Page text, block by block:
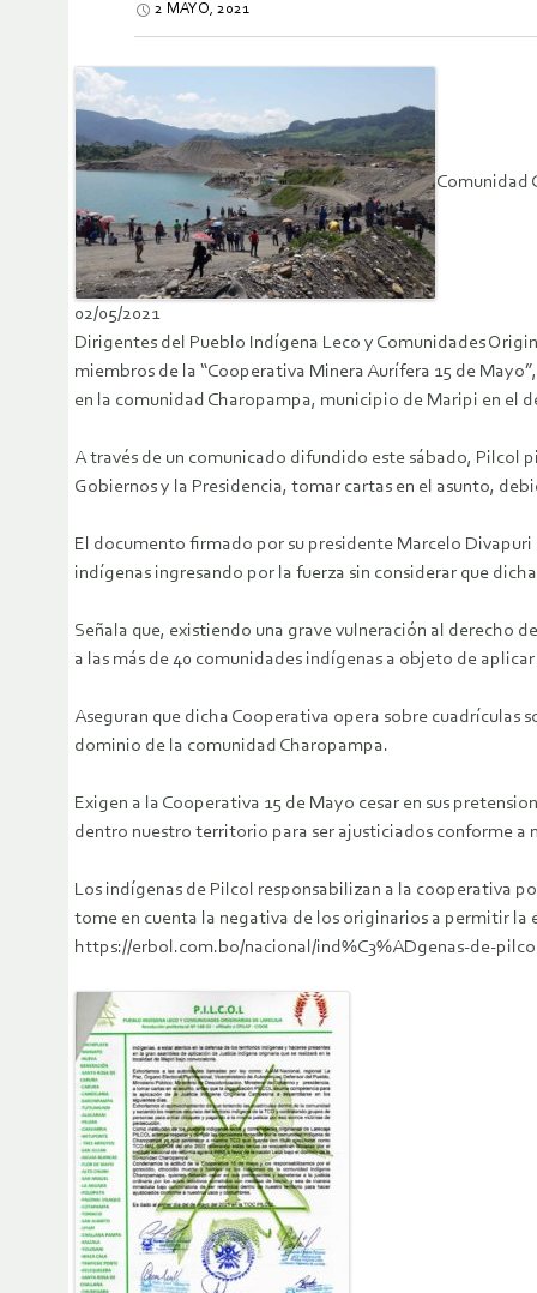
2 MAYO, 2021
Comunidad
02/05/2021
Dirigentes del Pueblo Indígena Leco y Comunidades
miembros de la “Cooperativa Minera Aurífera 15 de
en la comunidad Charopampa, municipio de Maripi en el
A través de un comunicado difundido este sábado, Pilcol
Gobiernos y la Presidencia, tomar cartas en el asunto,
El documento firmado por su presidente Marcelo
indígenas ingresando por la fuerza sin considerar que
Señala que, existiendo una grave vulneración al derecho
a las más de 40 comunidades indígenas a objeto de
Aseguran que dicha Cooperativa opera sobre cuadrículas
dominio de la comunidad Charopampa.
Exigen a la Cooperativa 15 de Mayo cesar en sus
dentro nuestro territorio para ser ajusticiados conforme a
Los indígenas de Pilcol responsabilizan a la cooperativa
tome en cuenta la negativa de los originarios a permitir
https://erbol.com.bo/nacional/ind%C3%ADgenas-de-